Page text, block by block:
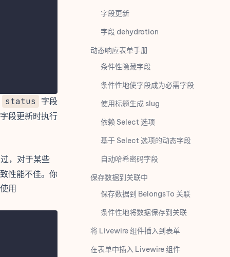
status
字段
段更新时执行
，对于某些
性能不佳。你
用
字段更新
字段 dehydration
动态响应表单手册
条件性隐藏字段
条件性地使字段成为必需字段
使用标题生成 slug
依赖 Select 选项
基于 Select 选项的动态字段
自动哈希密码字段
保存数据到关联中
保存数据到 BelongsTo 关联
条件性地将数据保存到关联
将 Livewire 组件插入到表单
在表单中插入 Livewire 组件